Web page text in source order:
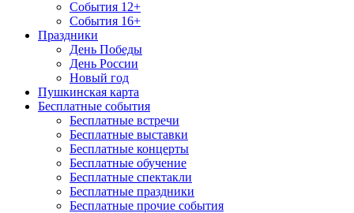
События 12+
События 16+
Праздники
День Победы
День России
Новый год
Пушкинская карта
Бесплатные события
Бесплатные встречи
Бесплатные выставки
Бесплатные концерты
Бесплатные обучение
Бесплатные спектакли
Бесплатные праздники
Бесплатные прочие события